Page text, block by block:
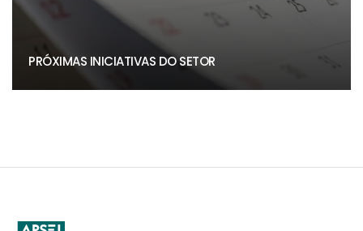
PRÓXIMAS INICIATIVAS DO SETOR